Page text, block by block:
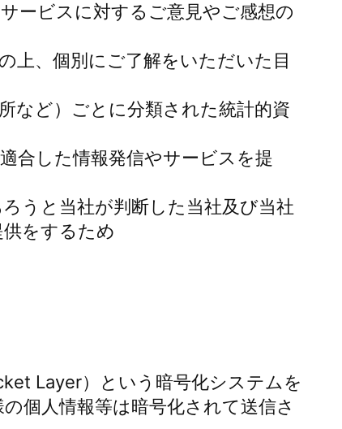
ービスに対するご意見やご感想の
上、個別にご了解をいただいた目
など）ごとに分類された統計的資
合した情報発信やサービスを提
うと当社が判断した当社及び当社
をするため
Layer）という暗号化システムを
個人情報等は暗号化されて送信さ